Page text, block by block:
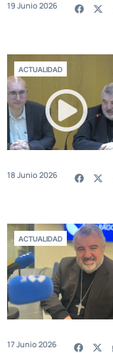
19 Junio 2026
ACTUALIDAD
18 Junio 2026
ACTUALIDAD
17 Junio 2026